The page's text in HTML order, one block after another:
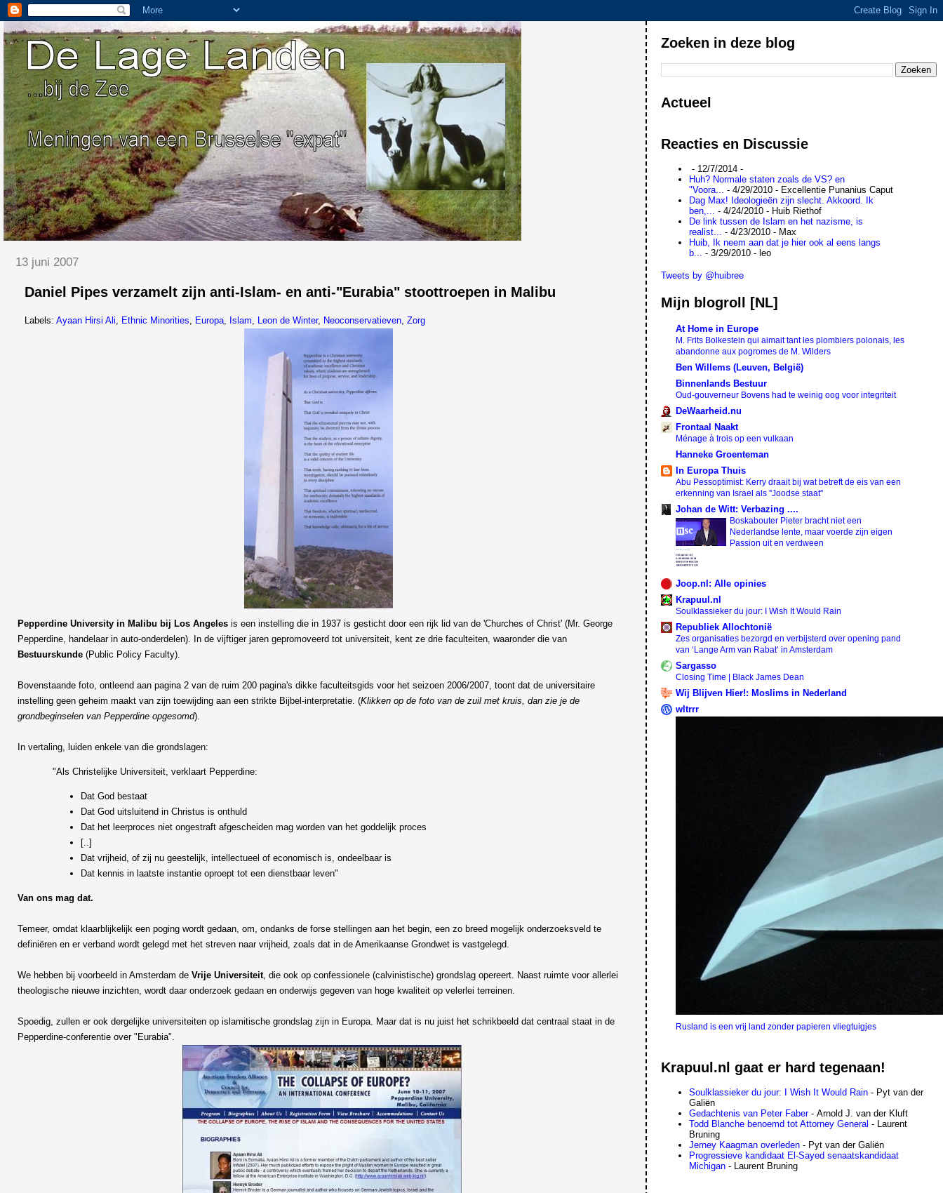
13 juni 2007
Daniel Pipes verzamelt zijn anti-Islam- en anti-"Eurabia" stoottroepen in Malibu
Labels: Ayaan Hirsi Ali, Ethnic Minorities, Europa, Islam, Leon de Winter, Neoconservatieven, Zorg
Pepperdine University in Malibu bij Los Angeles is een instelling die in 1937 is gesticht door een rijk lid van de 'Churches of Christ' (Mr. George
Pepperdine, handelaar in auto-onderdelen). In de vijftiger jaren gepromoveerd tot universiteit, kent ze drie faculteiten, waaronder die van
Bestuurskunde (Public Policy Faculty).
Bovenstaande foto, ontleend aan pagina 2 van de ruim 200 pagina's dikke faculteitsgids voor het seizoen 2006/2007, toont dat de universitaire
instelling geen geheim maakt van zijn toewijding aan een strikte Bijbel-interpretatie. (Klikken op de foto van de zuil met kruis, dan zie je de
grondbeginselen van Pepperdine opgesomd).
In vertaling, luiden enkele van die grondslagen:
"Als Christelijke Universiteit, verklaart Pepperdine:
Dat God bestaat
Dat God uitsluitend in Christus is onthuld
Dat het leerproces niet ongestraft afgescheiden mag worden van het goddelijk proces
[..]
Dat vrijheid, of zij nu geestelijk, intellectueel of economisch is, ondeelbaar is
Dat kennis in laatste instantie oproept tot een dienstbaar leven"
Van ons mag dat.
Temeer, omdat klaarblijkelijk een poging wordt gedaan, om, ondanks de forse stellingen aan het begin, een zo breed mogelijk onderzoeksveld te
definiëren en er verband wordt gelegd met het streven naar vrijheid, zoals dat in de Amerikaanse Grondwet is vastgelegd.
We hebben bij voorbeeld in Amsterdam de Vrije Universiteit, die ook op confessionele (calvinistische) grondslag opereert. Naast ruimte voor allerlei
theologische nieuwe inzichten, wordt daar onderzoek gedaan en onderwijs gegeven van hoge kwaliteit op velerlei terreinen.
Spoedig, zullen er ook dergelijke universiteiten op islamitische grondslag zijn in Europa. Maar dat is nu juist het schrikbeeld dat centraal staat in de
Pepperdine-conferentie over "Eurabia".
Zoeken in deze blog
Actueel
Reacties en Discussie
- 12/7/2014 -
Huh? Normale staten zoals de VS? en
"Voora... - 4/29/2010 - Excellentie Punanius Caput
Dag Max! Ideologieën zijn slecht. Akkoord. Ik
ben,... - 4/24/2010 - Huib Riethof
De link tussen de Islam en het nazisme, is
realist... - 4/23/2010 - Max
Huib, Ik neem aan dat je hier ook al eens langs
b... - 3/29/2010 - leo
Tweets by @huibree
Mijn blogroll [NL]
At Home in Europe
M. Frits Bolkestein qui aimait tant les plombiers polonais, les
abandonne aux pogromes de M. Wilders
Ben Willems (Leuven, België)
Binnenlands Bestuur
Oud-gouverneur Bovens had te weinig oog voor integriteit
DeWaarheid.nu
Frontaal Naakt
Ménage à trois op een vulkaan
Hanneke Groenteman
In Europa Thuis
Abu Pessoptimist: Kerry draait bij wat betreft de eis van een
erkenning van Israel als ''Joodse staat''
Johan de Witt: Verbazing ....
Boskabouter Pieter bracht niet een
Nederlandse lente, maar voerde zijn eigen
Passion uit en verdween
Joop.nl: Alle opinies
Krapuul.nl
Soulklassieker du jour: I Wish It Would Rain
Republiek Allochtonië
Zes organisaties bezorgd en verbijsterd over opening pand
van ‘Lange Arm van Rabat’ in Amsterdam
Sargasso
Closing Time | Black James Dean
Wij Blijven Hier!: Moslims in Nederland
wltrrr
Rusland is een vrij land zonder papieren vliegtuigjes
Krapuul.nl gaat er hard tegenaan!
Soulklassieker du jour: I Wish It Would Rain - Pyt van der
Galiën
Gedachtenis van Peter Faber- Arnold J. van der Kluft
Todd Blanche benoemd tot Attorney General - Laurent
Bruning
Jerney Kaagman overleden - Pyt van der Galiën
Progressieve kandidaat El-Sayed senaatskandidaat
Michigan - Laurent Bruning